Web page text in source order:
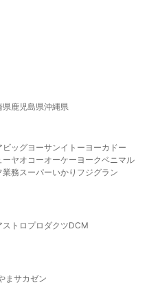
県鹿児島県沖縄県
ビッグヨーサンイトーヨーカドー
ーヤオコーオーケー ヨークベニマル
業務スーパーいかり フジグラン
ストロプロダクツDCM
ま サカゼン